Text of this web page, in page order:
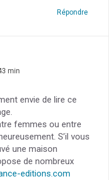
Répondre
min
envie de lire ce
femmes ou entre
S’il vous
une maison
de nombreux
editions.com